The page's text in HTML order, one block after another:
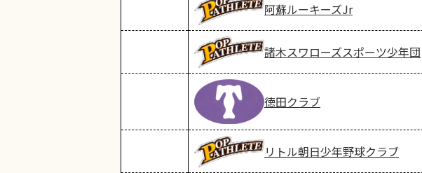
阿蘇ルーキーズJr
諸木スワローズスポーツ少年団
徳田クラブ
リトル朝日少年野球クラブ